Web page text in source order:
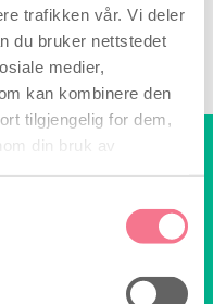
trafikken vår. Vi deler
du bruker nettstedet
medier,
kan kombinere den
tilgjengelig for dem,
din bruk av
hjelp?
deg!